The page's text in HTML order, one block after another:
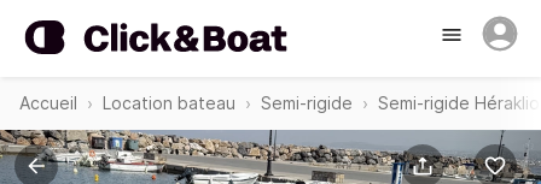
Accueil Location bateau Semi-rigide Semi-rigide